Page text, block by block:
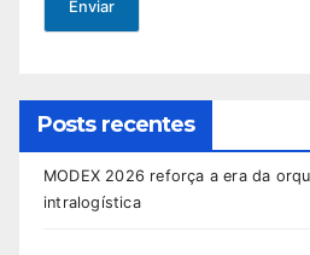
Enviar
Posts recentes
MODEX 2026 reforça a era da
intralogística